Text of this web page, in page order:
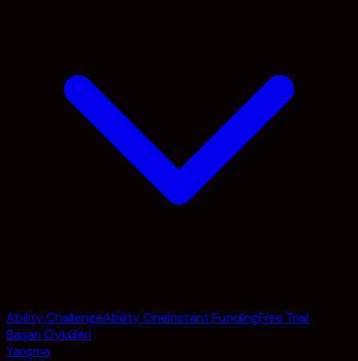
Ability ChallengeAbility OneInstant FundingFree Trial
Başarı Öyküleri
Yarışma